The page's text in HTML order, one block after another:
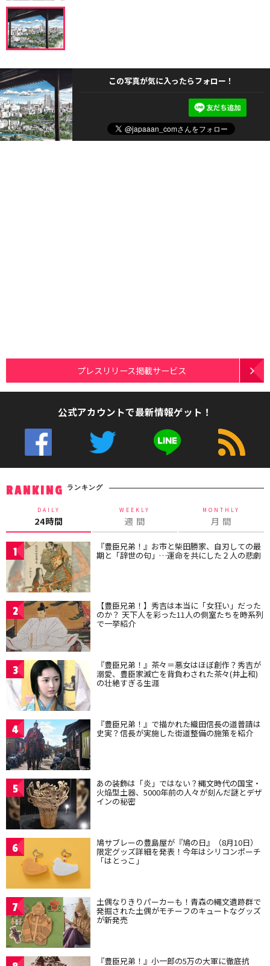
この写真が気に入ったらフォロー！
プレスリリース掲載サービス
公式アカウントで最新情報ゲット！
RANKING ランキング
DAILY
24時間
WEEKLY
週 間
MONTHLY
月 間
1 『豊臣兄弟！』お市と柴田勝家、自刃しての最
期と「辞世の句」…運命を共にした２人の悲劇
2 【豊臣兄弟！】秀吉は本当に「女狂い」だった
のか？ 天下人を彩った11人の側室たちを時系列
で一挙紹介
3 『豊臣兄弟！』茶々＝悪女はほぼ創作？秀吉が
溺愛、豊臣家滅亡を背負わされた茶々(井上和)
の壮絶すぎる生涯
4 『豊臣兄弟！』で描かれた織田信長の道普請は
史実？信長が実施した街道整備の施策を紹介
5 あの装飾は「炎」ではない？縄文時代の国宝・
火焔型土器、5000年前の人々が刻んだ謎とデザ
インの秘密
6 鳩サブレーの豊島屋が『鳩の日』（8月10日）
限定グッズ詳細を発表！今年はシリコンポーチ
「はとっこ」
7 土偶なりきりパーカーも！青森の縄文遺跡群で
発掘された土偶がモチーフのキュートなグッズ
が新発売
『豊臣兄弟！』小一郎の5万の大軍に徹底抗